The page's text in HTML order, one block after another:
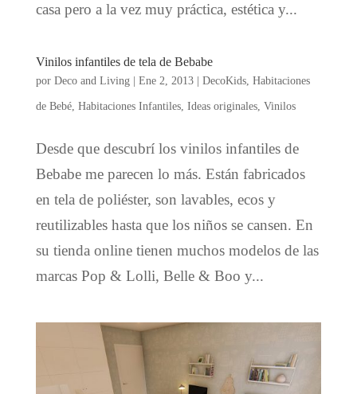
casa pero a la vez muy práctica, estética y...
Vinilos infantiles de tela de Bebabe
por Deco and Living| Ene 2, 2013| DecoKids, Habitaciones
de Bebé, Habitaciones Infantiles, Ideas originales, Vinilos
Desde que descubrí los vinilos infantiles de
Bebabe me parecen lo más. Están fabricados
en tela de poliéster, son lavables, ecos y
reutilizables hasta que los niños se cansen. En
su tienda online tienen muchos modelos de las
marcas Pop & Lolli, Belle & Boo y...